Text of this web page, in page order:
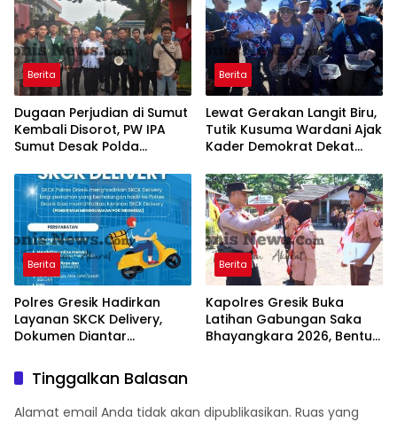
Berita
Dugaan Perjudian di Sumut
Kembali Disorot, PW IPA
Sumut Desak Polda
Berita
Lewat Gerakan Langit Biru,
Tutik Kusuma Wardani Ajak
Kader Demokrat Dekat
Kerja Nyata
Berita
Polres Gresik Hadirkan
Layanan SKCK Delivery,
Dokumen Diantar
Pemohon
Berita
Kapolres Gresik Buka
Latihan Gabungan Saka
Bhayangkara 2026, Bentuk
Tinggalkan Balasan
Alamat email Anda tidak akan dipublikasikan. Ruas yang